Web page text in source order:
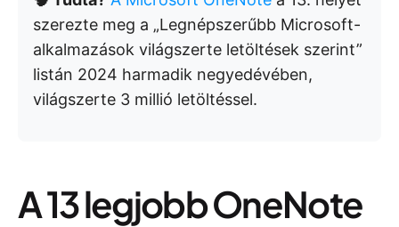
szerezte meg a „Legnépszerűbb Microsoft-
alkalmazások világszerte letöltések szerint”
listán 2024 harmadik negyedévében,
világszerte 3 millió letöltéssel.
A 13 legjobb OneNote